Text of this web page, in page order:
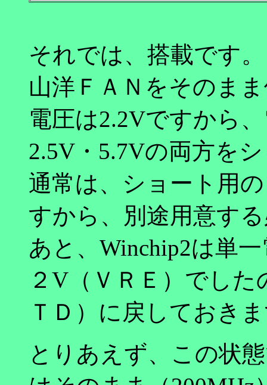
それでは、搭載です
山洋ＦＡＮをそのま
電圧は2.2Vですから
2.5V・5.7Vの両方を
通常は、ショート用
すから、別途用意す
あと、Winchip2は単
２V（ＶＲＥ）でし
ＴＤ）に戻しておき
とりあえず、この状